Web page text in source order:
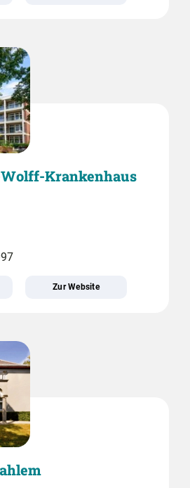
Krankenhaus
Zur Website